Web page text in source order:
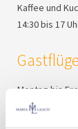
Kaffee und
14:30 bis 17
Montag bis
13 – 17 Uhr